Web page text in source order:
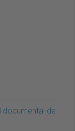
documental de